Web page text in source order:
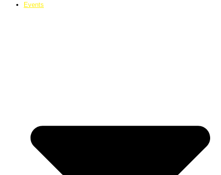
Events